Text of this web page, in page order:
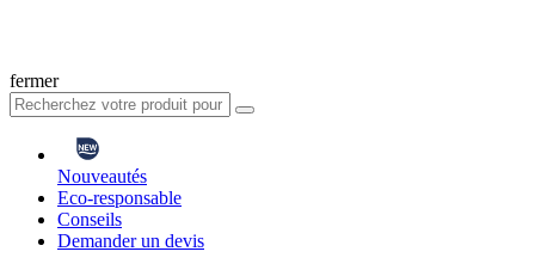
fermer
Nouveautés
Eco-responsable
Conseils
Demander un devis